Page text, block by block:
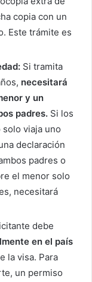
copia con un
Este trámite es
Si tramita
necesitará
y un
padres. Si los
viaja uno
declaración
padres o
el menor solo
necesitará
debe
en el país
la visa. Para
un permiso